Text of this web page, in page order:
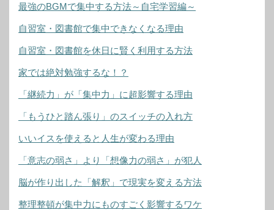
最強のBGMで集中する方法～自宅学習編～
自習室・図書館で集中できなくなる理由
自習室・図書館を休日に賢く利用する方法
家では絶対勉強するな！？
「継続力」が「集中力」に超影響する理由
「もうひと踏ん張り」のスイッチの入れ方
いいイスを使えると人生が変わる理由
「意志の弱さ」より「想像力の弱さ」が犯人
脳が作り出した「解釈」で現実を変える方法
整理整頓が集中力にものすごく影響するワケ